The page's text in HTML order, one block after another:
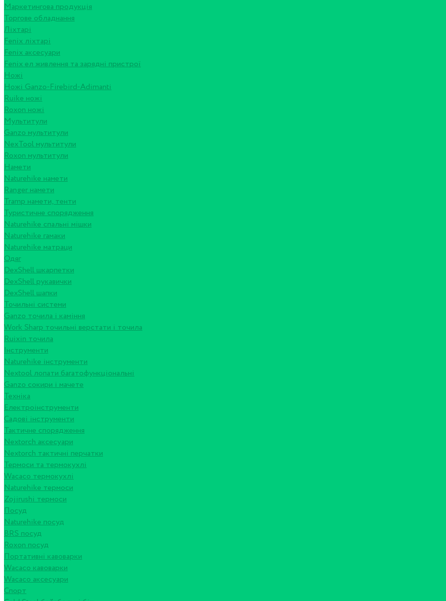
Маркетингова продукція
Торгове обладнання
Ліхтарі
Fenix ліхтарі
Fenix аксесуари
Fenix ел живлення та зарядні пристрої
Ножі
Ножі Ganzo-Firebird-Adimanti
Ruike ножі
Roxon ножi
Мультитули
Ganzo мультитули
NexTool мультитули
Roxon мультитули
Намети
Naturehike намети
Ranger намети
Tramp намети, тенти
Туристичне спорядження
Naturehike спальні мішки
Naturehike гамаки
Naturehike матраци
Одяг
DexShell шкарпетки
DexShell рукавички
DexShell шапки
Точильні системи
Ganzo точила і каміння
Work Sharp точильні верстати і точила
Ruixin точила
Інструменти
Naturehike інструменти
Nextool лопати багатофункціональні
Ganzo сокири і мачете
Техніка
Електроінструменти
Садові інструменти
Тактичне спорядження
Nextorch аксесуари
Nextorch тактичні перчатки
Термоси та термокухлі
Wacaco термокухлі
Naturehike термоси
Zojirushi термоси
Посуд
Naturehike посуд
BRS посуд
Roxon посуд
Портативні кавоварки
Wacaco кавоварки
Wacaco аксесуари
Спорт